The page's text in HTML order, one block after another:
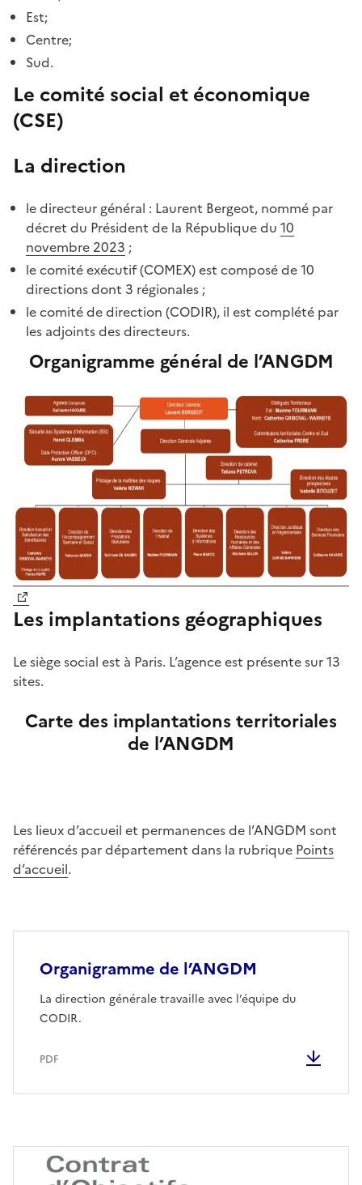
Est;
Centre;
Sud.
Le comité social et économique
(CSE)
La direction
le directeur général : Laurent Bergeot, nommé par
décret du Président de la République du 10
novembre 2023 ;
le comité exécutif (COMEX) est composé de 10
directions dont 3 régionales ;
le comité de direction (CODIR), il est complété par
les adjoints des directeurs.
Organigramme général de l’ANGDM
Les implantations géographiques
Le siège social est à Paris. L’agence est présente sur 13
sites.
Carte des implantations territoriales
de l’ANGDM
Les lieux d’accueil et permanences de l’ANGDM sont
référencés par département dans la rubrique Points
d’accueil.
Organigramme de l’ANGDM
La direction générale travaille avec l’équipe du
CODIR.
PDF